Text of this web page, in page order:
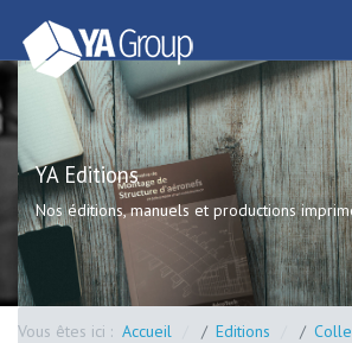
YA Editions
Nos éditions, manuels et productions
Vous êtes ici : Accueil Editions